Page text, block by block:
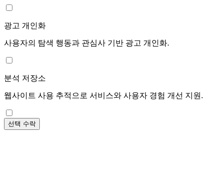
광고 개인화
사용자의 탐색 행동과 관심사 기반 광고 개인화.
분석 저장소
웹사이트 사용 추적으로 서비스와 사용자 경험 개선 지원.
선택 수락